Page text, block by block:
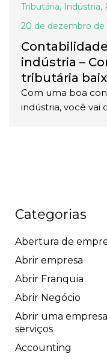
Tributária, Indústria,
20 de dezembro de
indústria –
tributária
Com uma boa
indústria, você vai
Categorias
Abertura de
Abrir empresa
Abrir Franquia
Abrir Negócio
Abrir uma
serviços
Accounting